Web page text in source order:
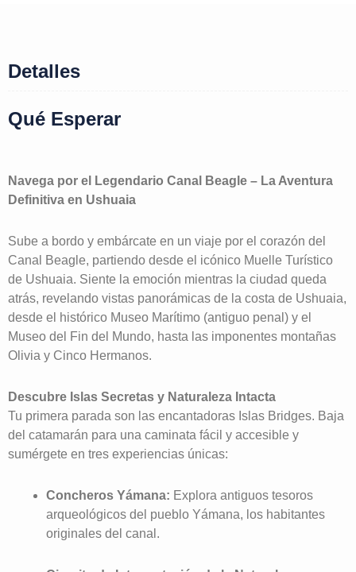
Detalles
Qué Esperar
Navega por el Legendario Canal Beagle – La Aventura
Definitiva en Ushuaia
Sube a bordo y embárcate en un viaje por el corazón del
Canal Beagle, partiendo desde el icónico Muelle Turístico
de Ushuaia. Siente la emoción mientras la ciudad queda
atrás, revelando vistas panorámicas de la costa de Ushuaia,
desde el histórico Museo Marítimo (antiguo penal) y el
Museo del Fin del Mundo, hasta las imponentes montañas
Olivia y Cinco Hermanos.
Descubre Islas Secretas y Naturaleza Intacta
Tu primera parada son las encantadoras Islas Bridges. Baja
del catamarán para una caminata fácil y accesible y
sumérgete en tres experiencias únicas:
Concheros Yámana: Explora antiguos tesoros
arqueológicos del pueblo Yámana, los habitantes
originales del canal.